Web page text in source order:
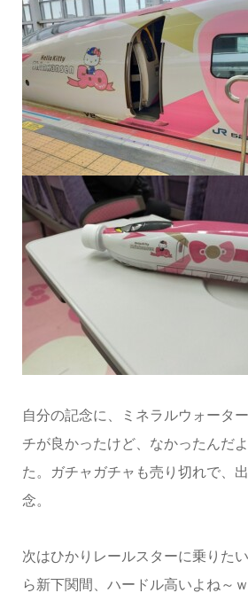
自分の記念に、ミネラルウォータ
チが良かったけど、なかったんだ
た。ガチャガチャも売り切れで、
念。
次はひかりレールスターに乗りた
ら新下関間、ハードル高いよね～ｗ